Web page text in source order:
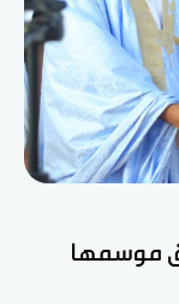
موسمها